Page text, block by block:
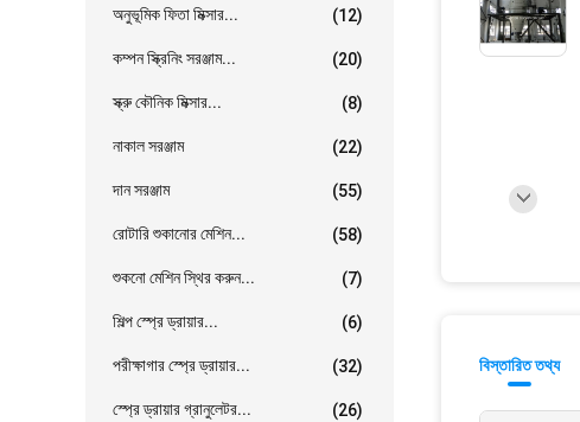
অনুভূমিক ফিতা মিক্সার... (12)
কম্পন স্ক্রিনিং সরঞ্জাম... (20)
স্ক্রু কৌনিক মিক্সার... (8)
নাকাল সরঞ্জাম (22)
দান সরঞ্জাম (55)
রোটারি শুকানোর মেশিন... (58)
শুকনো মেশিন স্থির করুন... (7)
শিল্প স্প্রে ড্রায়ার... (6)
পরীক্ষাগার স্প্রে ড্রায়ার... (32)
স্প্রে ড্রায়ার গ্রানুলেটর... (26)
বিস্তারিত তথ্য